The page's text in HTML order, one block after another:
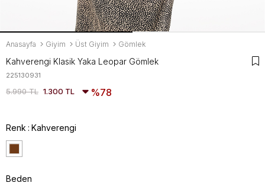
Anasayfa Giyim Üst Giyim Gömlek
Kahverengi Klasik Yaka Leopar Gömlek
225130931
5.990 TL 1.300 TL 78
Renk Kahverengi
Beden